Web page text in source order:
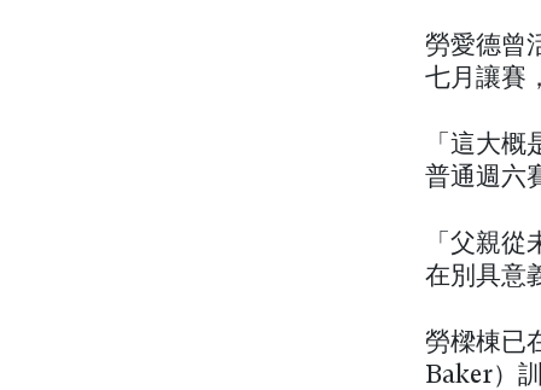
勞愛德曾
七月讓賽
「這大
普通週六
「父親
在別具意
勞樑棟已
Baker）